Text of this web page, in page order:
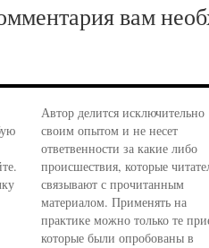
вам
Автор делится исключительно
своим опытом и не несет
ответвенности за какие либо
происшествия, которые
связывают с прочитанным
материалом. Применять на
практике можно только те
которые были опробованы в